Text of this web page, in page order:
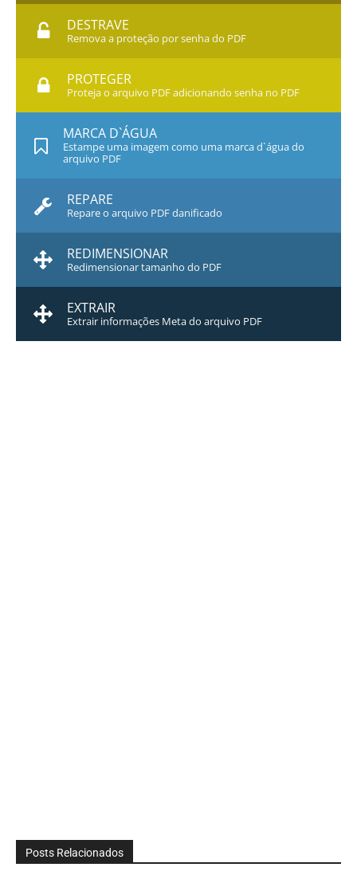
DESTRAVE
Remova a proteção por senha do PDF
PROTEGER
Proteja o arquivo PDF adicionando senha no PDF
MARCA D`ÁGUA
Estampe uma imagem como uma marca d`água do
arquivo PDF
REPARE
Repare o arquivo PDF danificado
REDIMENSIONAR
Redimensionar tamanho do PDF
EXTRAIR
Extrair informações Meta do arquivo PDF
Posts Relacionados